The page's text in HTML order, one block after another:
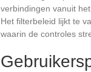
verbindingen vanuit
Het filterbeleid lijkt te
waarin de controles